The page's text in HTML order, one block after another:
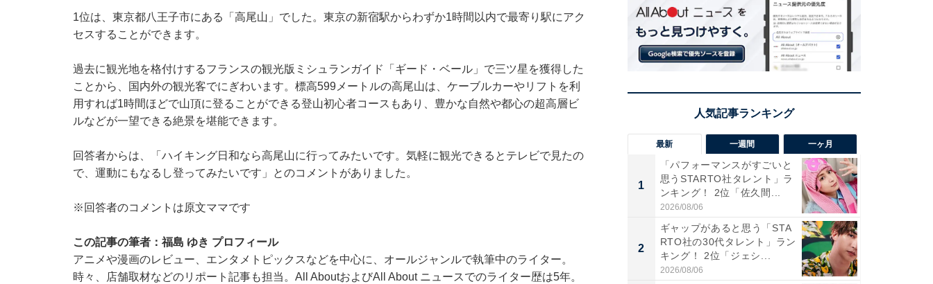
1位は、東京都八王子市にある「高尾山」でした。東京の新宿駅からわずか1時間以内で最寄り駅にアク
セスすることができます。
過去に観光地を格付けするフランスの観光版ミシュランガイド「ギード・ベール」で三ツ星を獲得した
ことから、国内外の観光客でにぎわいます。標高599メートルの高尾山は、ケーブルカーやリフトを利
用すれば1時間ほどで山頂に登ることができる登山初心者コースもあり、豊かな自然や都心の超高層ビ
ルなどが一望できる絶景を堪能できます。
回答者からは、「ハイキング日和なら高尾山に行ってみたいです。気軽に観光できるとテレビで見たの
で、運動にもなるし登ってみたいです」とのコメントがありました。
※回答者のコメントは原文ママです
この記事の筆者：福島 ゆき プロフィール
アニメや漫画のレビュー、エンタメトピックスなどを中心に、オールジャンルで執筆中のライター。
時々、店舗取材などのリポート記事も担当。All AboutおよびAll About ニュースでのライター歴は5年。
最新 一週間 一ヶ月
1
「パフォーマンスがすごいと
思うSTARTO社タレント」ラ
ンキング！ 2位「佐久間...
2026/08/06
2
ギャップがあると思う「STA
RTO社の30代タレント」ラン
キング！ 2位「ジェシ...
2026/08/06